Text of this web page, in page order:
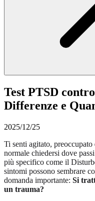
Test PTSD
Differenze e
2025/12/25
Ti senti agitato,
normale chiedersi dove
più specifico come il
sintomi possono sembrare
domanda importante: Si
un trauma?